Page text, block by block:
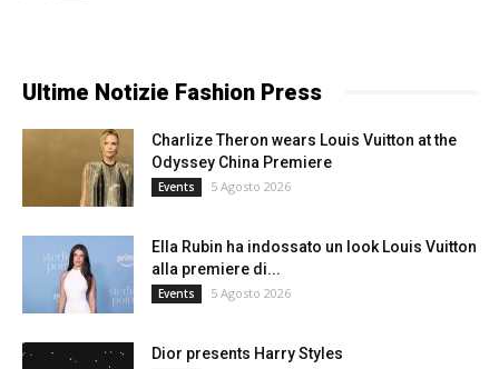
Ultime Notizie Fashion Press
Charlize Theron wears Louis Vuitton at the
Odyssey China Premiere
Events 5 Agosto 2026
Ella Rubin ha indossato un look Louis Vuitton
alla premiere di...
Events 5 Agosto 2026
Dior presents Harry Styles